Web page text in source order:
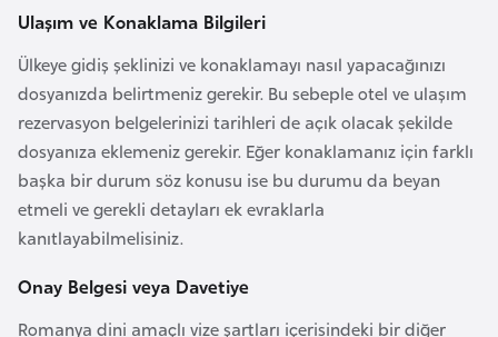
Ulaşım ve Konaklama Bilgileri
Ülkeye gidiş şeklinizi ve konaklamayı nasıl yapacağınızı
dosyanızda belirtmeniz gerekir. Bu sebeple otel ve ulaşım
rezervasyon belgelerinizi tarihleri de açık olacak şekilde
dosyanıza eklemeniz gerekir. Eğer konaklamanız için farklı
başka bir durum söz konusu ise bu durumu da beyan
etmeli ve gerekli detayları ek evraklarla
kanıtlayabilmelisiniz.
Onay Belgesi veya Davetiye
Romanya dini amaçlı vize şartları içerisindeki bir diğer
n
a
H
e
r
s
e
k
B
u